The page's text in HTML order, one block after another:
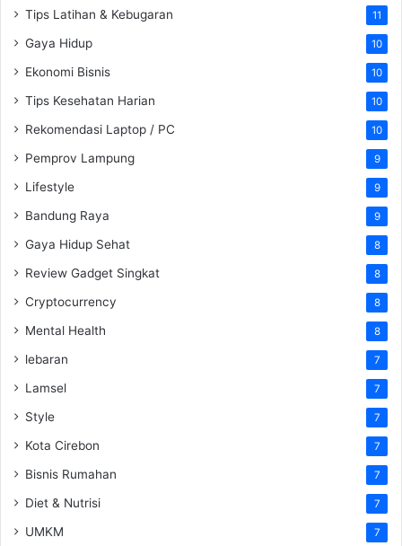
Tips Latihan & Kebugaran 11
Gaya Hidup 10
Ekonomi Bisnis 10
Tips Kesehatan Harian 10
Rekomendasi Laptop / PC 10
Pemprov Lampung 9
Lifestyle 9
Bandung Raya 9
Gaya Hidup Sehat 8
Review Gadget Singkat 8
Cryptocurrency 8
Mental Health 8
lebaran 7
Lamsel 7
Style 7
Kota Cirebon 7
Bisnis Rumahan 7
Diet & Nutrisi 7
UMKM 7